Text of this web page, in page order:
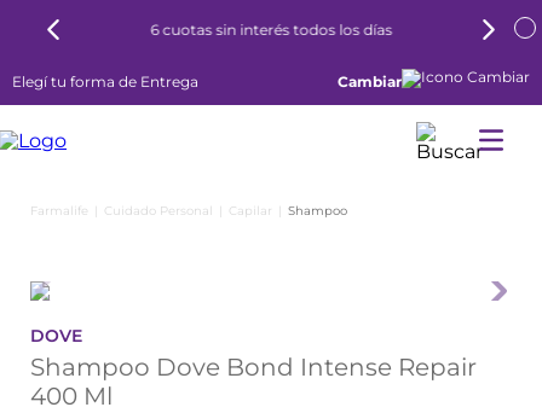
6 cuotas sin interés todos los días
Elegí tu forma de Entrega Cambiar
Cuidado Personal Capilar Shampoo
DOVE
Shampoo Dove Bond Intense Repair
400 Ml